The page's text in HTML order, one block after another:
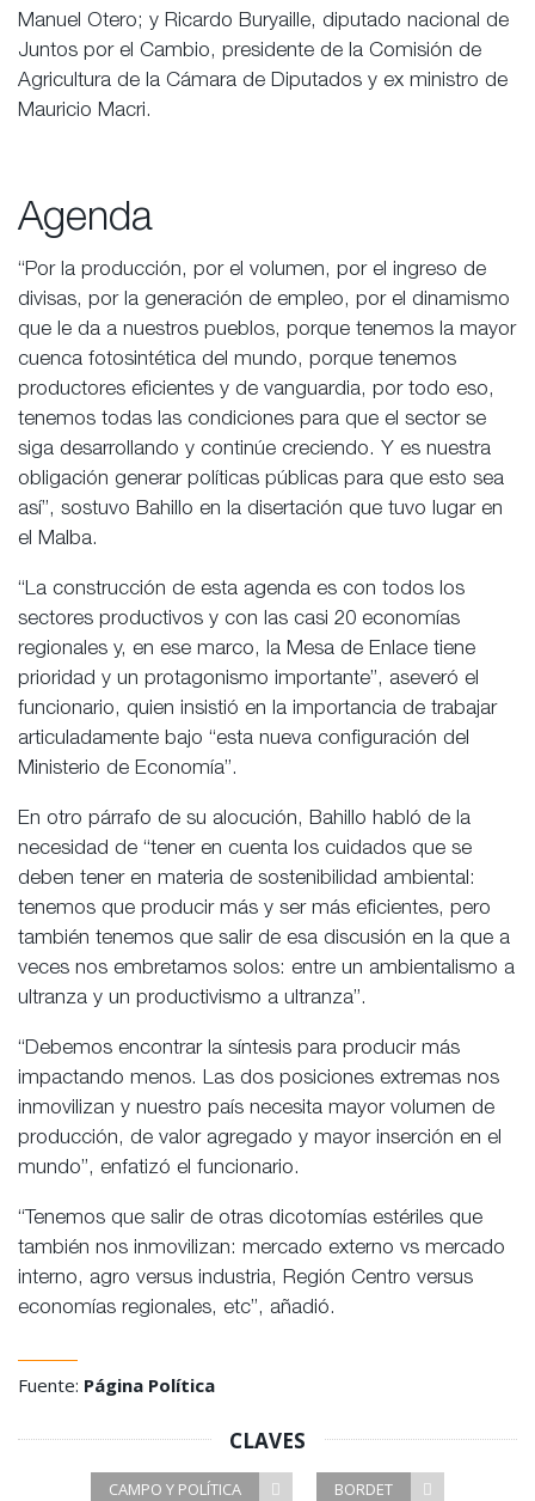
Manuel Otero; y Ricardo Buryaille, diputado nacional de
Juntos por el Cambio, presidente de la Comisión de
Agricultura de la Cámara de Diputados y ex ministro de
Mauricio Macri.
Agenda
“Por la producción, por el volumen, por el ingreso de
divisas, por la generación de empleo, por el dinamismo
que le da a nuestros pueblos, porque tenemos la mayor
cuenca fotosintética del mundo, porque tenemos
productores eficientes y de vanguardia, por todo eso,
tenemos todas las condiciones para que el sector se
siga desarrollando y continúe creciendo. Y es nuestra
obligación generar políticas públicas para que esto sea
así”, sostuvo Bahillo en la disertación que tuvo lugar en
el Malba.
“La construcción de esta agenda es con todos los
sectores productivos y con las casi 20 economías
regionales y, en ese marco, la Mesa de Enlace tiene
prioridad y un protagonismo importante”, aseveró el
funcionario, quien insistió en la importancia de trabajar
articuladamente bajo “esta nueva configuración del
Ministerio de Economía”.
En otro párrafo de su alocución, Bahillo habló de la
necesidad de “tener en cuenta los cuidados que se
deben tener en materia de sostenibilidad ambiental:
tenemos que producir más y ser más eficientes, pero
también tenemos que salir de esa discusión en la que a
veces nos embretamos solos: entre un ambientalismo a
ultranza y un productivismo a ultranza”.
“Debemos encontrar la síntesis para producir más
impactando menos. Las dos posiciones extremas nos
inmovilizan y nuestro país necesita mayor volumen de
producción, de valor agregado y mayor inserción en el
mundo”, enfatizó el funcionario.
“Tenemos que salir de otras dicotomías estériles que
también nos inmovilizan: mercado externo vs mercado
interno, agro versus industria, Región Centro versus
economías regionales, etc”, añadió.
Fuente: Página Política
CLAVES
CAMPO Y POLÍTICA BORDET